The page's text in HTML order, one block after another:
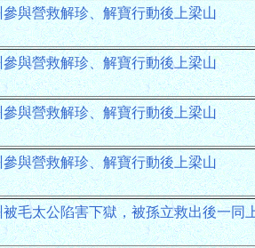
參與營救解珍、解寶行動後上梁山
參與營救解珍、解寶行動後上梁山
參與營救解珍、解寶行動後上梁山
參與營救解珍、解寶行動後上梁山
被毛太公陷害下獄，被孫立救出後一同